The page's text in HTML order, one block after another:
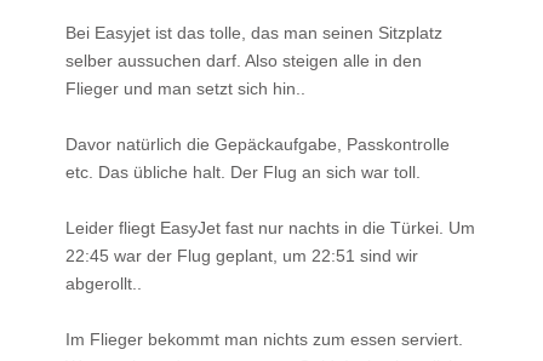
Bei Easyjet ist das tolle, das man seinen Sitzplatz
selber aussuchen darf. Also steigen alle in den
Flieger und man setzt sich hin..
Davor natürlich die Gepäckaufgabe, Passkontrolle
etc. Das übliche halt. Der Flug an sich war toll.
Leider fliegt EasyJet fast nur nachts in die Türkei. Um
22:45 war der Flug geplant, um 22:51 sind wir
abgerollt..
Im Flieger bekommt man nichts zum essen serviert.